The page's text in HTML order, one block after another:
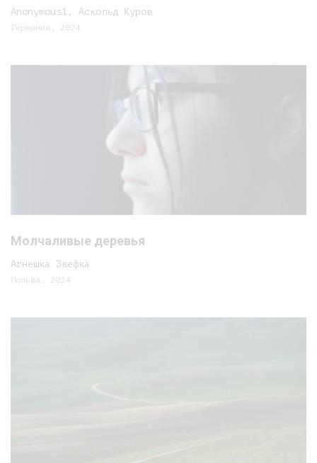
Anonymous1, Аскольд Куров
Германия, 2024
Молчаливые деревья
Агнешка Звефка
Польша, 2024